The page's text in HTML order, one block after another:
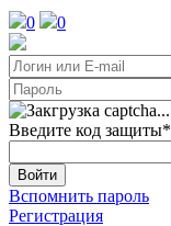
0 0
Введите код защиты*
Войти
Вспомнить пароль
Регистрация